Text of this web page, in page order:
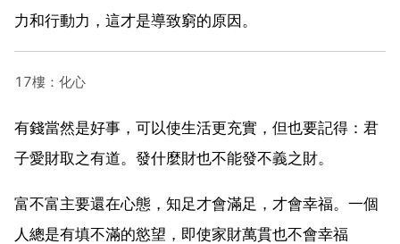
力和行動力，這才是導致窮的原因。
17樓：化心
有錢當然是好事，可以使生活更充實，但也要記得：君
子愛財取之有道。發什麼財也不能發不義之財。
富不富主要還在心態，知足才會滿足，才會幸福。一個
人總是有填不滿的慾望，即使家財萬貫也不會幸福